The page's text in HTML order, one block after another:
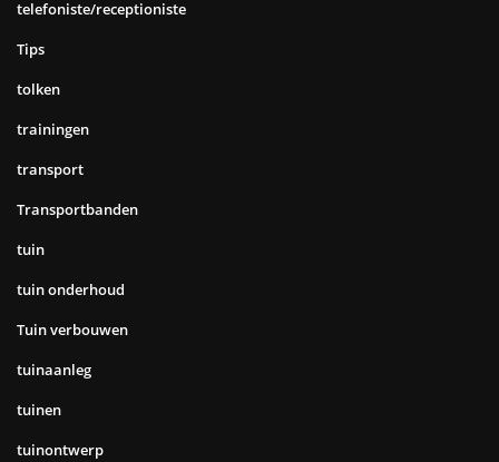
telefoniste/receptioniste
Tips
tolken
trainingen
transport
Transportbanden
tuin
tuin onderhoud
Tuin verbouwen
tuinaanleg
tuinen
tuinontwerp